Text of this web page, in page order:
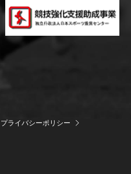
プライバシーポリシー